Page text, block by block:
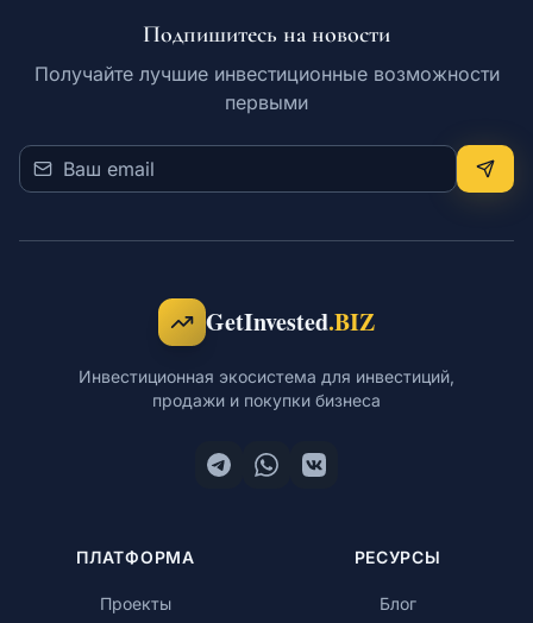
Подпишитесь на новости
Получайте лучшие инвестиционные возможности
первыми
GetInvested.BIZ
Инвестиционная экосистема для инвестиций,
продажи и покупки бизнеса
ПЛАТФОРМА
Проекты
РЕСУРСЫ
Блог